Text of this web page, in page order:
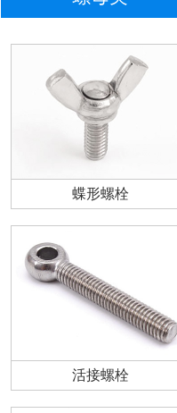
蝶形螺栓
活接螺栓